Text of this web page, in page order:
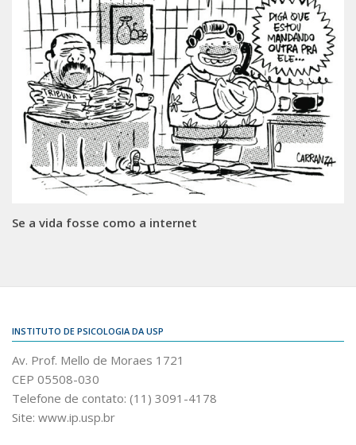
Se a vida fosse como a internet
INSTITUTO DE PSICOLOGIA DA USP
Av. Prof. Mello de Moraes 1721
CEP 05508-030
Telefone de contato: (11) 3091-4178
Site: www.ip.usp.br